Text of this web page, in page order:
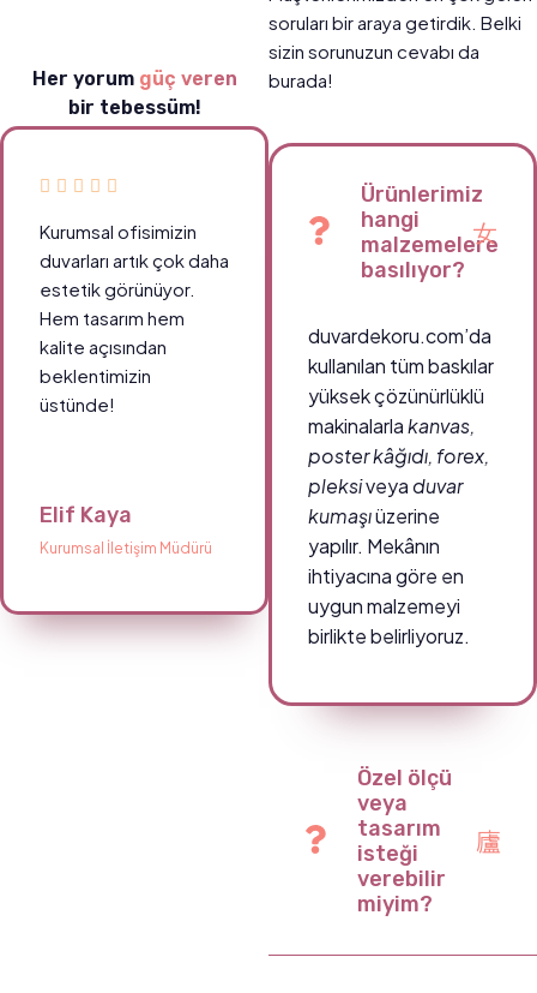
Her yorum güç veren
bir tebessüm!
Kurumsal ofisimizin
duvarları artık çok daha
estetik görünüyor.
Hem tasarım hem
kalite açısından
beklentimizin
üstünde!
Elif Kaya
Kurumsal İletişim Müdürü
soruları bir araya getirdik. Belki
sizin sorunuzun cevabı da
burada!
Ürünlerimiz
hangi
malzemelere
basılıyor?
duvardekoru.com’da
kullanılan tüm baskılar
yüksek çözünürlüklü
makinalarlakanvas,
poster kâğıdı, forex,
pleksiveya duvar
kumaşıüzerine
yapılır. Mekânın
ihtiyacına göre en
uygun malzemeyi
birlikte belirliyoruz.
Özel ölçü
veya
tasarım
isteği
verebilir
miyim?